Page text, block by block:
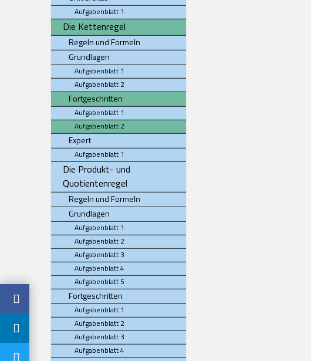
Aufgabenblatt 1
Die Kettenregel
Regeln und Formeln
Grundlagen
Aufgabenblatt 1
Aufgabenblatt 2
Fortgeschritten
Aufgabenblatt 1
Aufgabenblatt 2
Expert
Aufgabenblatt 1
Die Produkt- und
Quotientenregel
Regeln und Formeln
Grundlagen
Aufgabenblatt 1
Aufgabenblatt 2
Aufgabenblatt 3
Aufgabenblatt 4
Aufgabenblatt 5
Fortgeschritten
Aufgabenblatt 1
Aufgabenblatt 2
Aufgabenblatt 3
Aufgabenblatt 4